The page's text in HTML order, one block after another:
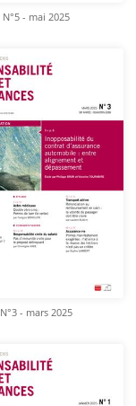
N°5 - mai 2025
N°3 - mars 2025